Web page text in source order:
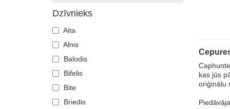
Dzīvnieks
Aita
Alnis
Balodis
Bifelis
Bite
Briedis
kas jūs
oriģinālu